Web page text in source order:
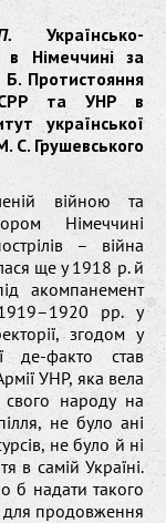
Українсько-
в Німеччині за
Протистояння
УСРР та УНР в
української
С. Грушевського
війною та
Німеччині
– війна
ще у 1918 р. й
акомпанемент
рр. у
згодом у
де-факто став
УНР, яка вела
свого народу на
не було ані
не було й ні
в самій Україні.
б надати такого
для продовження